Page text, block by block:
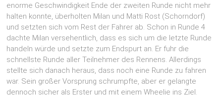
enorme Geschwindigkeit Ende der zweiten Runde nicht mehr
halten konnte, überholten Milan und Matti Rost (Schorndorf)
und setzten sich vom Rest der Fahrer ab. Schon in Runde 4
dachte Milan versehentlich, dass es sich um die letzte Runde
handeln würde und setzte zum Endspurt an. Er fuhr die
schnellste Runde aller Teilnehmer des Rennens. Allerdings
stellte sich danach heraus, dass noch eine Runde zu fahren
war. Sein großer Vorsprung schrumpfte, aber er gelangte
dennoch sicher als Erster und mit einem Wheelie ins Ziel.